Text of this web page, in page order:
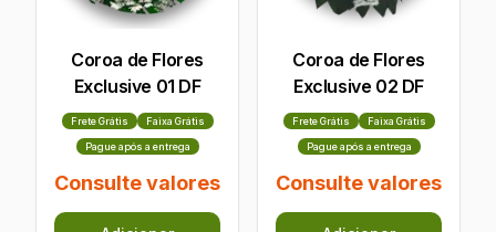
Coroa de Flores
Exclusive 01 DF
Frete Grátis Faixa Grátis
Pague após a entrega
Consulte valores
Coroa de Flores
Exclusive 02 DF
Frete Grátis Faixa Grátis
Pague após a entrega
Consulte valores